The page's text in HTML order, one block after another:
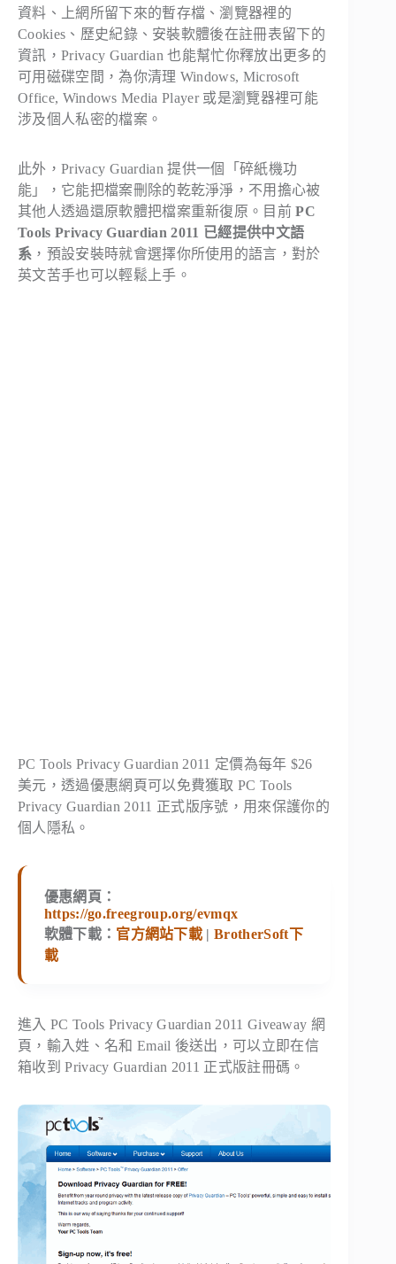
資料、上網所留下來的暫存檔、瀏覽器裡的
Cookies、歷史紀錄、安裝軟體後在註冊表留下的
資訊，Privacy Guardian 也能幫忙你釋放出更多的
可用磁碟空間，為你清理 Windows, Microsoft
Office, Windows Media Player 或是瀏覽器裡可能
涉及個人私密的檔案。
此外，Privacy Guardian 提供一個「碎紙機功
能」，它能把檔案刪除的乾乾淨淨，不用擔心被
其他人透過還原軟體把檔案重新復原。目前PC
Tools Privacy Guardian 2011 已經提供中文語
系 ，預設安裝時就會選擇你所使用的語言，對於
英文苦手也可以輕鬆上手。
PC Tools Privacy Guardian 2011 定價為每年 $26
美元，透過優惠網頁可以免費獲取 PC Tools
Privacy Guardian 2011 正式版序號，用來保護你的
個人隱私。
優惠網頁：
https://go.freegroup.org/evmqx
軟體下載： 官方網站下載 |BrotherSoft下
載
進入 PC Tools Privacy Guardian 2011 Giveaway 網
頁，輸入姓、名和 Email 後送出，可以立即在信
箱收到 Privacy Guardian 2011 正式版註冊碼。